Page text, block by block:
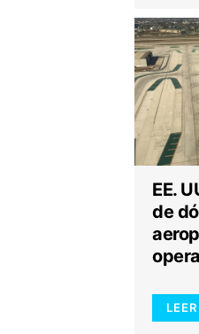
EE.
de